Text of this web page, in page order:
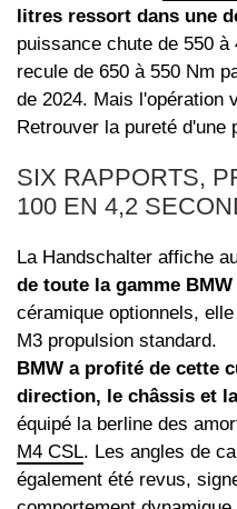
litres ressort dans une
puissance chute de 550
recule de 650 à 550 Nm
de 2024. Mais l'opération
Retrouver la pureté d'une
SIX RAPPORTS,
100 EN 4,2
La Handschalter affiche
de toute la gamme BMW
céramique optionnels,
M3 propulsion standard.
BMW a profité de cette
direction, le châssis et
équipé la berline des
M4 CSL. Les angles de
également été revus,